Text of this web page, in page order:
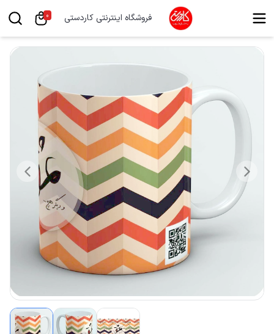
فروشگاه اینترنتی کاردستی 0